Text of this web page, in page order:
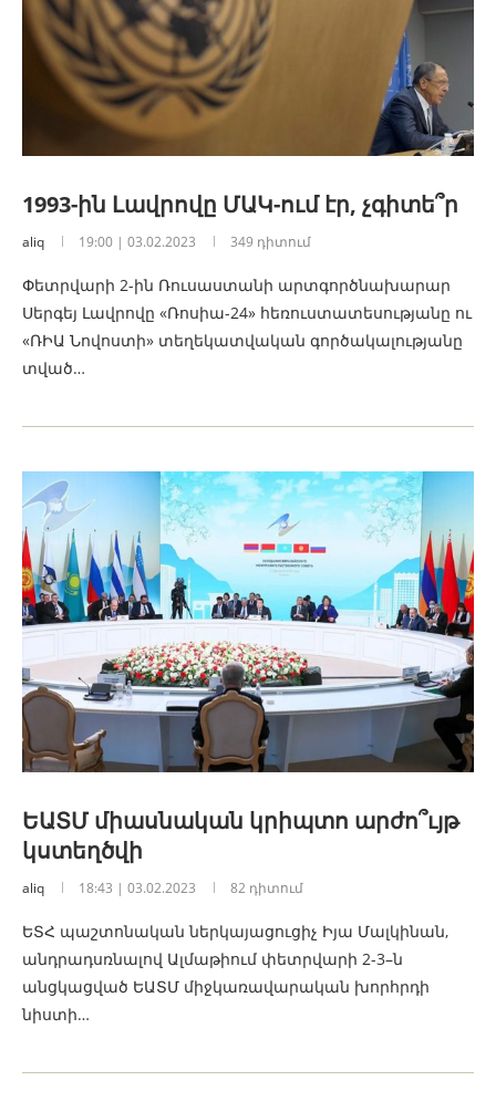
1993-ին Լավրովը ՄԱԿ-ում էր, չգիտե՞ր
aliq 19:00 | 03.02.2023 349 դիտում
Փետրվարի 2-ին Ռուսաստանի արտգործնախարար
Սերգեյ Լավրովը «Ռոսիա-24» հեռուստատեսությանը ու
«ՌԻԱ Նովոստի» տեղեկատվական գործակալությանը
տված…
ԵԱՏՄ միասնական կրիպտո արժո՞ւյթ
կստեղծվի
aliq 18:43 | 03.02.2023 82 դիտում
ԵՏՀ պաշտոնական ներկայացուցիչ Իյա Մալկինան,
անդրադսռնալով Ալմաթիում փետրվարի 2-3–ն
անցկացված ԵԱՏՄ միջկառավարական խորհրդի
նիստի…